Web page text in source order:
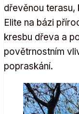
dřevěnou
Elite na bázi
kresbu dřeva a
povětrnostním
popraskání.